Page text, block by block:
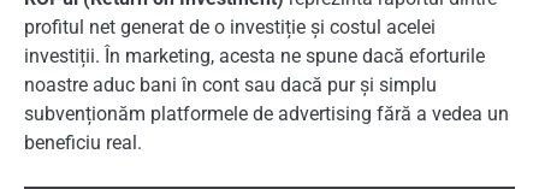
profitul net generat de o investiție și costul acelei
investiții. În marketing, acesta ne spune dacă eforturile
noastre aduc bani în cont sau dacă pur și simplu
subvenționăm platformele de advertising fără a vedea un
beneficiu real.